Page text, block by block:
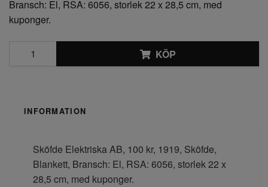
Bransch: El, RSA: 6056, storlek 22 x 28,5 cm, med
kuponger.
KÖP
INFORMATION
Sköfde Elektriska AB, 100 kr, 1919, Sköfde,
Blankett, Bransch: El, RSA: 6056, storlek 22 x
28,5 cm, med kuponger.